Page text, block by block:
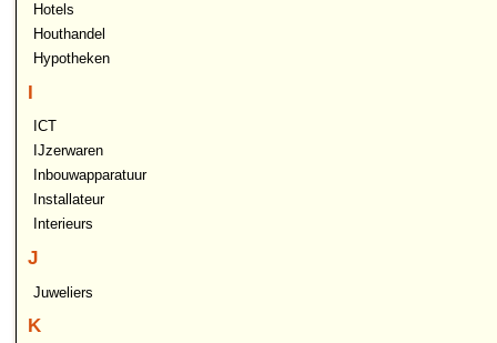
Hotels
Houthandel
Hypotheken
I
ICT
IJzerwaren
Inbouwapparatuur
Installateur
Interieurs
J
Juweliers
K